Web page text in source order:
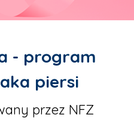
- program
piersi
przez NFZ